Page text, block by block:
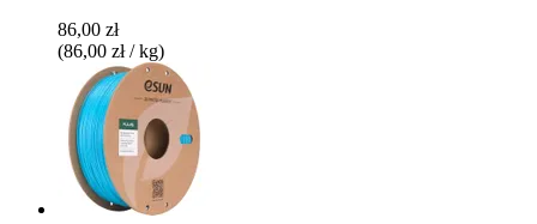
86,00 zł
(86,00 zł / kg)